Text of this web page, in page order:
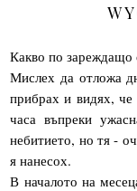
Какво по зареждащо
Мислех да отложа
прибрах и видях,
часа въпреки
небитието, но тя -
я нанесох.
В началото на